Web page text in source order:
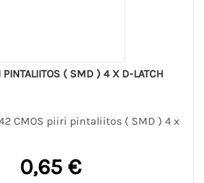
( SMD ) 4 X D-LATCH
CMOS piiri pintaliitos ( SMD ) 4 x
0,65 €